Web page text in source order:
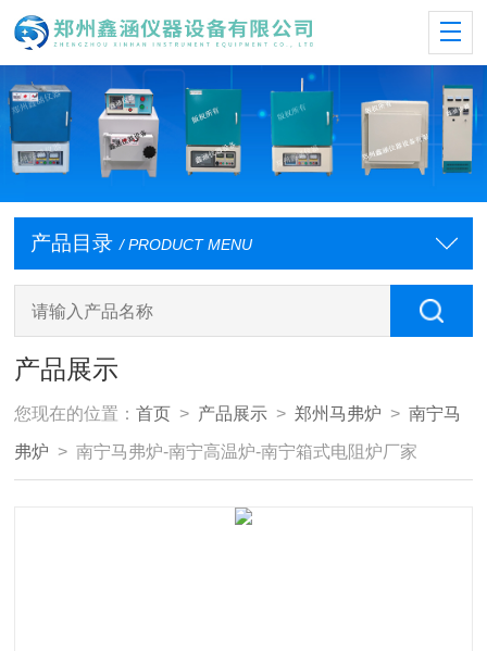
产品目录 / PRODUCT MENU
产品展示
您现在的位置：首页 > 产品展示 >郑州马弗炉 >南宁马
弗炉 > 南宁马弗炉-南宁高温炉-南宁箱式电阻炉厂家